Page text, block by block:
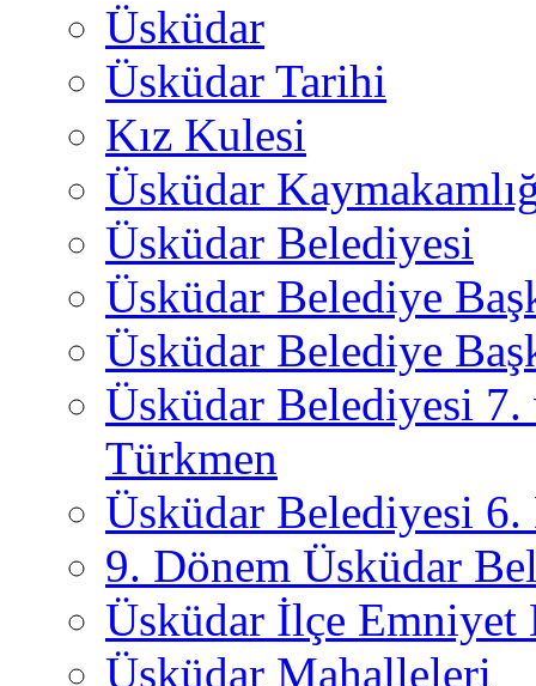
Üsküdar
Üsküdar Tarihi
Kız Kulesi
Üsküdar
Üsküdar Belediyesi
Üsküdar Belediye
Üsküdar Belediye
Üsküdar Belediyesi
Türkmen
Üsküdar Belediyesi 6.
9. Dönem Üsküdar
Üsküdar İlçe
Üsküdar Mahalleleri